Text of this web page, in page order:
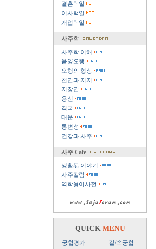
결혼택일
이사택일
개업택일
사주학
사주학 이해
음양오행
오행의 형상
천간과 지지
지장간
용신
격국
대운
통변성
건강과 사주
사주 Cafe
생활易 이야기
사주칼럼
역학용어사전
QUICK MENU
궁합평가
겉/속궁합